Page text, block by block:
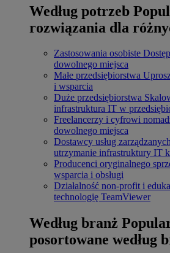
Według potrzeb
rozwiązania dla
Zastosowania osobiste
dowolnego miejsca
Małe przedsiębiorstwa
i wsparcia
Duże przedsiębiorstwa
infrastruktura IT w
Freelancerzy i cyfrowi
dowolnego miejsca
Dostawcy usług
utrzymanie infrastruktury IT
Producenci oryginalnego
wsparcia i obsługi
Działalność non-profit i
technologię TeamViewer
Według branż
posortowane według